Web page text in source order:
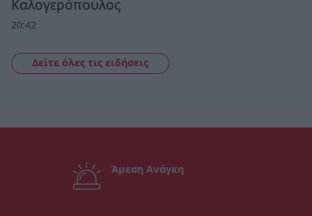
Καλογερόπουλος
20:42
Δείτε όλες τις ειδήσεις
Άμεση Ανάγκη